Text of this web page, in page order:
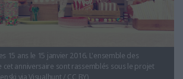
15 ans le 15 janvier 2016. L'ensemble des
cet anniversaire sont rassemblés sous le projet
via Visualhunt / CC BY)